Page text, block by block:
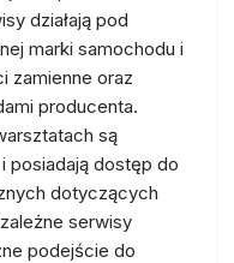
działają pod
marki samochodu i
zamienne oraz
producenta.
są
posiadają dostęp do
dotyczących
serwisy
podejście do